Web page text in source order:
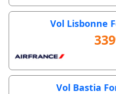
Vol Lisbonne
Vol Bastia